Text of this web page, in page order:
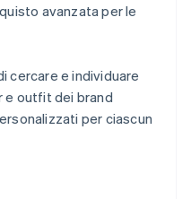
avanzata per le
cercare e individuare
outfit dei brand
per ciascun